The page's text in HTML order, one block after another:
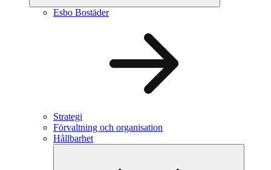
Esbo Bostäder
Strategi
Förvaltning och organisation
Hållbarhet